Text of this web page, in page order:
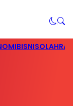
BISNIS